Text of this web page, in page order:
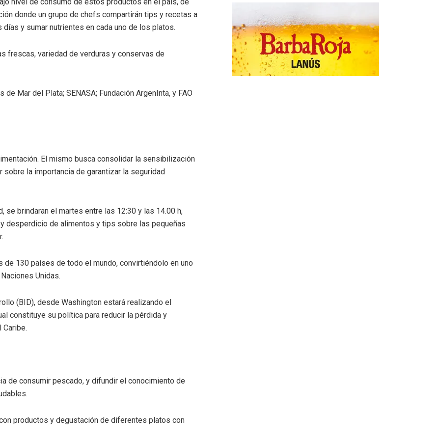
donde un grupo de chefs compartirán tips y recetas a
y sumar nutrientes en cada uno de los platos.
frescas, variedad de verduras y conservas de
Mar del Plata; SENASA; Fundación ArgenInta, y FAO
El mismo busca consolidar la sensibilización
la importancia de garantizar la seguridad
se brindaran el martes entre las 12:30 y las 14.00 h,
desperdicio de alimentos y tips sobre las pequeñas
130 países de todo el mundo, convirtiéndolo en uno
Unidas.
(BID), desde Washington estará realizando el
constituye su política para reducir la pérdida y
de consumir pescado, y difundir el conocimiento de
productos y degustación de diferentes platos con